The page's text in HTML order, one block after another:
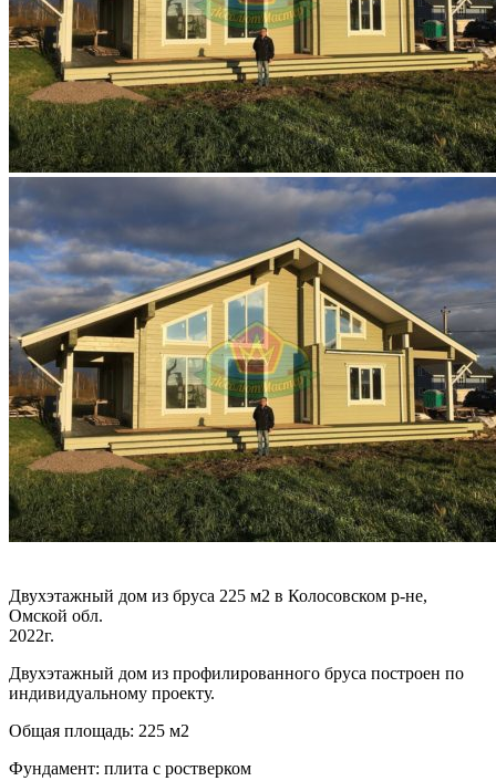
Двухэтажный дом из бруса 225 м2 в Колосовском р-не,
Омской обл.
2022г.
Двухэтажный дом из профилированного бруса построен по
индивидуальному проекту.
Общая площадь: 225 м2
Фундамент: плита с ростверком